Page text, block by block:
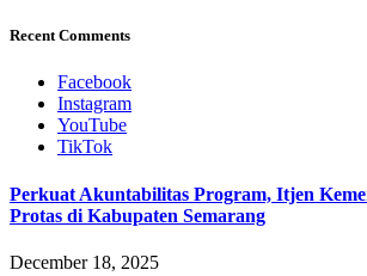
Recent Comments
Facebook
Instagram
YouTube
TikTok
Perkuat Akuntabilitas Program, Itjen
Protas di Kabupaten Semarang
December 18, 2025